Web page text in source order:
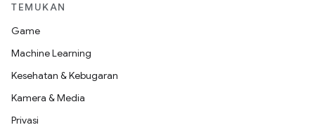
TEMUKAN
Game
Machine Learning
Kesehatan & Kebugaran
Kamera & Media
Privasi